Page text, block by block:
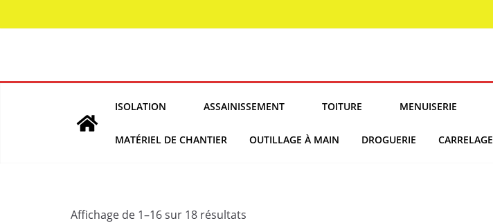
to
ISOLATION ASSAINISSEMENT TOITURE MENUISERIE
MATÉRIEL DE CHANTIER OUTILLAGE À MAIN DROGUERIE CARRELAGE
Affichage de 1–16 sur 18 résultats